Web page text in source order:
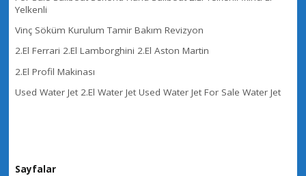
Yelkenli
Vinç Söküm Kurulum Tamir Bakım Revizyon
2.El Ferrari 2.El Lamborghini 2.El Aston Martin
2.El Profil Makinası
Used Water Jet 2.El Water Jet Used Water Jet For Sale Water Jet
Sayfalar